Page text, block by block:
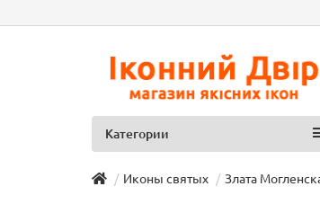
Категории
Иконы святых Злата